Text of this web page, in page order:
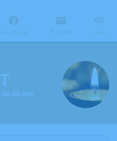
E-mail Lien
de 63 ans